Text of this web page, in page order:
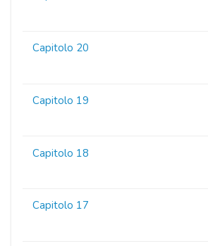
Capitolo 20
Capitolo 19
Capitolo 18
Capitolo 17